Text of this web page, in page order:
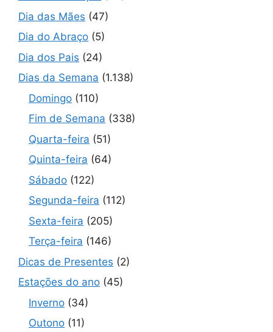
Dia das Mães (47)
Dia do Abraço (5)
Dia dos Pais (24)
Dias da Semana (1.138)
Domingo (110)
Fim de Semana (338)
Quarta-feira (51)
Quinta-feira (64)
Sábado (122)
Segunda-feira (112)
Sexta-feira (205)
Terça-feira (146)
Dicas de Presentes (2)
Estações do ano (45)
Inverno (34)
Outono (11)